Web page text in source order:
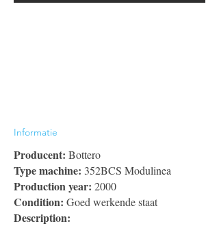
Informatie
Producent: Bottero
Type machine: 352BCS Modulinea
Production year: 2000
Condition: Goed werkende staat
Description: